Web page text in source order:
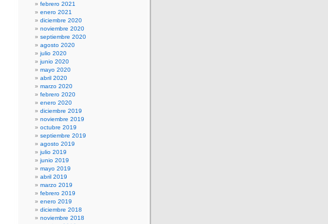
febrero 2021
enero 2021
diciembre 2020
noviembre 2020
septiembre 2020
agosto 2020
julio 2020
junio 2020
mayo 2020
abril 2020
marzo 2020
febrero 2020
enero 2020
diciembre 2019
noviembre 2019
octubre 2019
septiembre 2019
agosto 2019
julio 2019
junio 2019
mayo 2019
abril 2019
marzo 2019
febrero 2019
enero 2019
diciembre 2018
noviembre 2018